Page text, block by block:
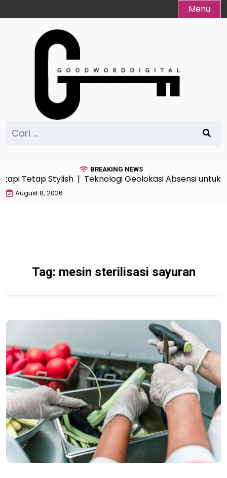
to
Menu
untuk:
BREAKING NEWS
Tetap Stylish | Teknologi Geolokasi Absensi untuk
August 8, 2026
Tag: mesin sterilisasi sayuran